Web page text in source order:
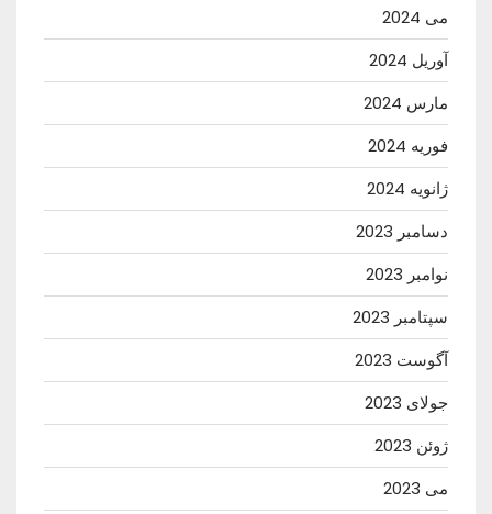
می 2024
آوریل 2024
مارس 2024
فوریه 2024
ژانویه 2024
دسامبر 2023
نوامبر 2023
سپتامبر 2023
آگوست 2023
جولای 2023
ژوئن 2023
می 2023